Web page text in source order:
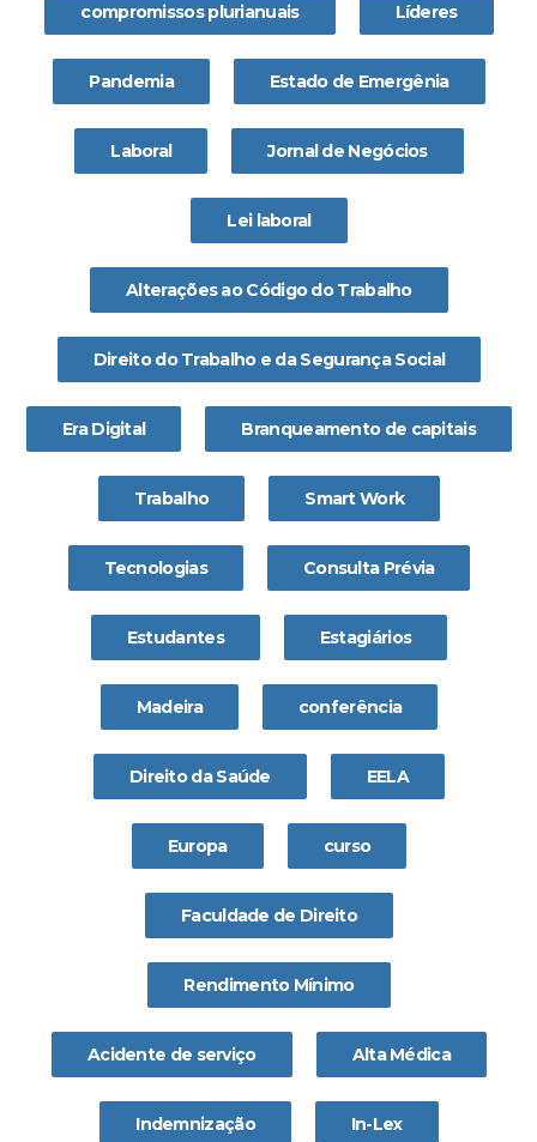
compromissos plurianuais Líderes
Pandemia Estado de Emergênia
Laboral Jornal de Negócios
Lei laboral
Alterações ao Código do Trabalho
Direito do Trabalho e da Segurança Social
Era Digital Branqueamento de capitais
Trabalho Smart Work
Tecnologias Consulta Prévia
Estudantes Estagiários
Madeira conferência
Direito da Saúde EELA
Europa curso
Faculdade de Direito
Rendimento Mínimo
Acidente de serviço Alta Médica
Indemnização In-Lex